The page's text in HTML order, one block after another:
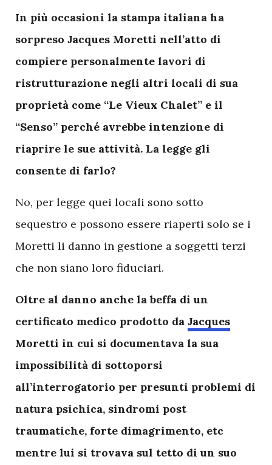
In più occasioni la stampa italiana ha
sorpreso Jacques Moretti nell’atto di
compiere personalmente lavori di
ristrutturazione negli altri locali di sua
proprietà come “Le Vieux Chalet” e il
“Senso” perché avrebbe intenzione di
riaprire le sue attività. La legge gli
consente di farlo?
No, per legge quei locali sono sotto
sequestro e possono essere riaperti solo se i
Moretti li danno in gestione a soggetti terzi
che non siano loro fiduciari.
Oltre al danno anche la beffa di un
certificato medico prodotto da Jacques
Moretti in cui si documentava la sua
impossibilità di sottoporsi
all’interrogatorio per presunti problemi di
natura psichica, sindromi post
traumatiche, forte dimagrimento, etc
mentre lui si trovava sul tetto di un suo